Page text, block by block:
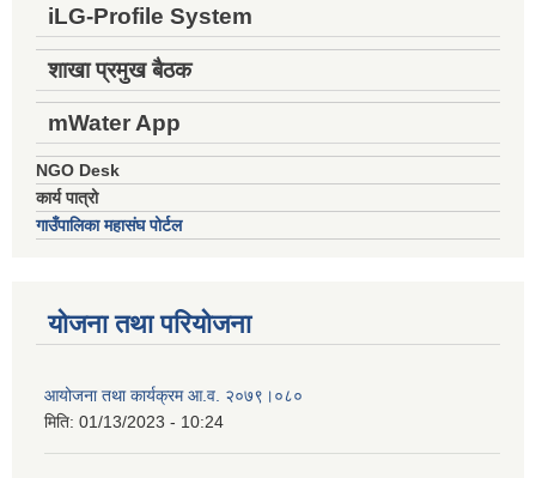
iLG-Profile System
शाखा प्रमुख बैठक
mWater App
NGO Desk
कार्य पात्रो
गाउँपालिका महासंघ पोर्टल
योजना तथा परियोजना
आयोजना तथा कार्यक्रम आ.व. २०७९।०८०
मिति: 01/13/2023 - 10:24